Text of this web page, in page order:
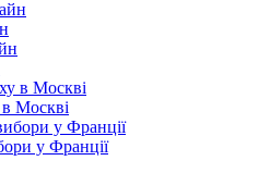
в Москві
у Франції